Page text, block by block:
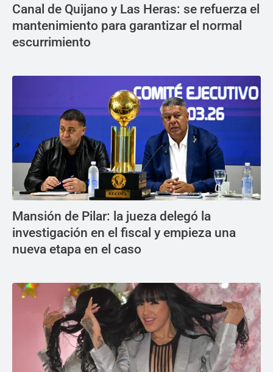
Canal de Quijano y Las Heras: se refuerza el
mantenimiento para garantizar el normal
escurrimiento
Mansión de Pilar: la jueza delegó la
investigación en el fiscal y empieza una
nueva etapa en el caso